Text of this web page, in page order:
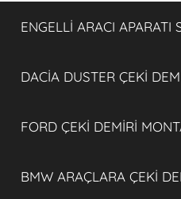
ENGELLİ ARACI
DACİA DUSTER ÇEKİ
FORD ÇEKİ DEMİRİ
BMW ARAÇLARA ÇEKİ